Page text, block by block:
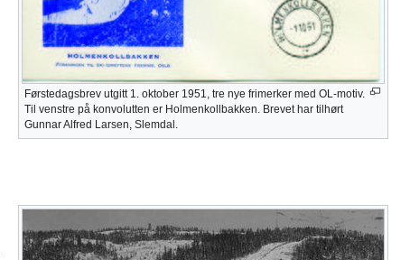
Førstedagsbrev utgitt 1. oktober 1951, tre nye frimerker med OL-motiv.
Til venstre på konvolutten er Holmenkollbakken. Brevet har tilhørt
Gunnar Alfred Larsen, Slemdal.